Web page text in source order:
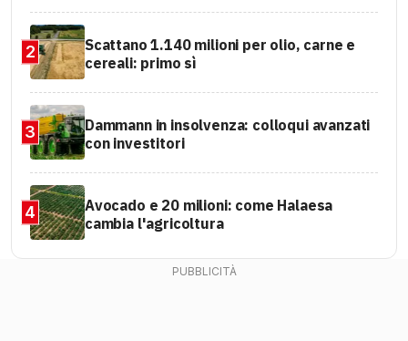
2
Scattano 1.140 milioni per olio, carne e
cereali: primo sì
3
Dammann in insolvenza: colloqui avanzati
con investitori
4
Avocado e 20 milioni: come Halaesa
cambia l'agricoltura